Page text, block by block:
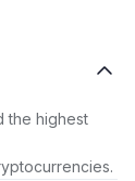
the highest